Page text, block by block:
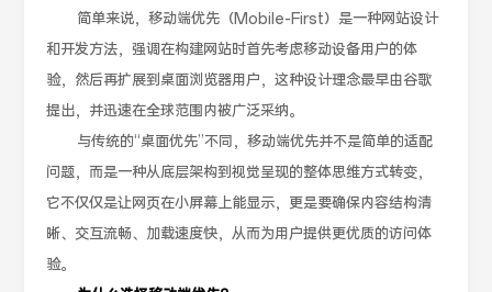
简单来说，移动端优先（Mobile-First）是一种网站设计
和开发方法，强调在构建网站时首先考虑移动设备用户的体
验，然后再扩展到桌面浏览器用户，这种设计理念最早由谷歌
提出，并迅速在全球范围内被广泛采纳。
与传统的“桌面优先”不同，移动端优先并不是简单的适配
问题，而是一种从底层架构到视觉呈现的整体思维方式转变，
它不仅仅是让网页在小屏幕上能显示，更是要确保内容结构清
晰、交互流畅、加载速度快，从而为用户提供更优质的访问体
验。